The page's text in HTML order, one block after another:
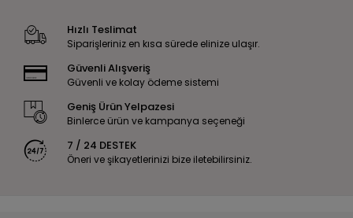
Hızlı Teslimat
Siparişleriniz en kısa sürede elinize ulaşır.
Güvenli Alışveriş
Güvenli ve kolay ödeme sistemi
Geniş Ürün Yelpazesi
Binlerce ürün ve kampanya seçeneği
7 / 24 DESTEK
Öneri ve şikayetlerinizi bize iletebilirsiniz.